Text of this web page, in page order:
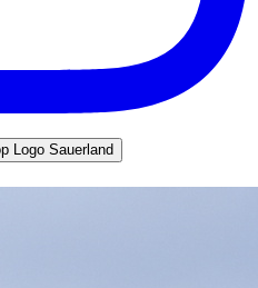
Sauerland